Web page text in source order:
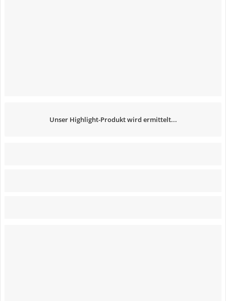
Unser Highlight-Produkt wird ermittelt...